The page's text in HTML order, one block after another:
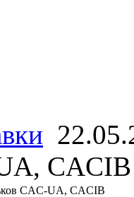
CACIB
CAC-UA, CACIB